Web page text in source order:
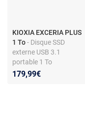
KIOXIA EXCERIA PLUS
1 To- Disque SSD
externe USB 3.1
portable 1 To
179,99€